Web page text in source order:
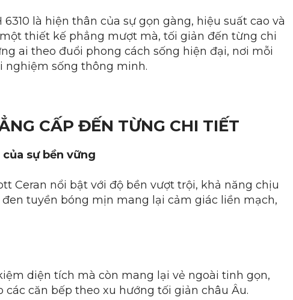
là hiện thân của sự gọn gàng, hiệu suất cao và
thiết kế phẳng mượt mà, tối giản đến từng chi
ai theo đuổi phong cách sống hiện đại, nơi mỗi
nghiệm sống thông minh.
CẤP ĐẾN TỪNG CHI TIẾT
sự bền vững
Ceran nổi bật với độ bền vượt trội, khả năng chịu
tuyền bóng mịn mang lại cảm giác liền mạch,
diện tích mà còn mang lại vẻ ngoài tinh gọn,
các căn bếp theo xu hướng tối giản châu Âu.